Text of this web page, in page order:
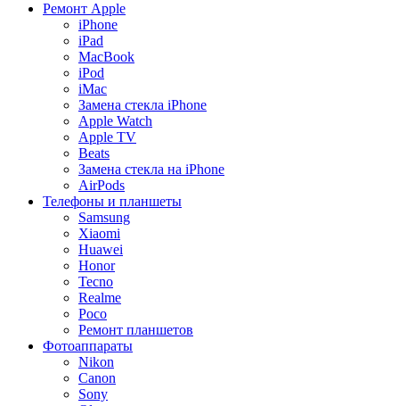
Ремонт Apple
iPhone
iPad
MacBook
iPod
iMac
Замена стекла iPhone
Apple Watch
Apple TV
Beats
Замена стекла на iPhone
AirPods
Телефоны и планшеты
Samsung
Xiaomi
Huawei
Honor
Tecno
Realme
Poco
Ремонт планшетов
Фотоаппараты
Nikon
Canon
Sony